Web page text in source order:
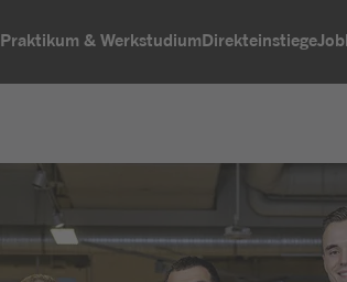
Praktikum & WerkstudiumDirekteinstiege